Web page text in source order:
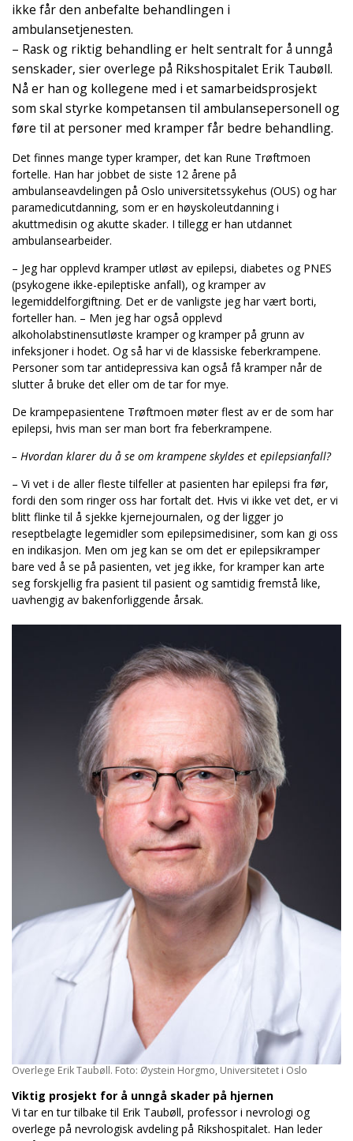
ikke får den anbefalte behandlingen i
ambulansetjenesten.
– Rask og riktig behandling er helt sentralt for å unngå
senskader, sier overlege på Rikshospitalet Erik Taubøll.
Nå er han og kollegene med i et samarbeidsprosjekt
som skal styrke kompetansen til ambulansepersonell og
føre til at personer med kramper får bedre behandling.
Det finnes mange typer kramper, det kan Rune Trøftmoen
fortelle. Han har jobbet de siste 12 årene på
ambulanseavdelingen på Oslo universitetssykehus (OUS) og har
paramedicutdanning, som er en høyskoleutdanning i
akuttmedisin og akutte skader. I tillegg er han utdannet
ambulansearbeider.
– Jeg har opplevd kramper utløst av epilepsi, diabetes og PNES
(psykogene ikke-epileptiske anfall), og kramper av
legemiddelforgiftning. Det er de vanligste jeg har vært borti,
forteller han. – Men jeg har også opplevd
alkoholabstinensutløste kramper og kramper på grunn av
infeksjoner i hodet. Og så har vi de klassiske feberkrampene.
Personer som tar antidepressiva kan også få kramper når de
slutter å bruke det eller om de tar for mye.
De krampepasientene Trøftmoen møter flest av er de som har
epilepsi, hvis man ser man bort fra feberkrampene.
– Hvordan klarer du å se om krampene skyldes et epilepsianfall?
– Vi vet i de aller fleste tilfeller at pasienten har epilepsi fra før,
fordi den som ringer oss har fortalt det. Hvis vi ikke vet det, er vi
blitt flinke til å sjekke kjernejournalen, og der ligger jo
reseptbelagte legemidler som epilepsimedisiner, som kan gi oss
en indikasjon. Men om jeg kan se om det er epilepsikramper
bare ved å se på pasienten, vet jeg ikke, for kramper kan arte
seg forskjellig fra pasient til pasient og samtidig fremstå like,
uavhengig av bakenforliggende årsak.
Overlege Erik Taubøll. Foto: Øystein Horgmo, Universitetet i Oslo
Viktig prosjekt for å unngå skader på hjernen
Vi tar en tur tilbake til Erik Taubøll, professor i nevrologi og
overlege på nevrologisk avdeling på Rikshospitalet. Han leder